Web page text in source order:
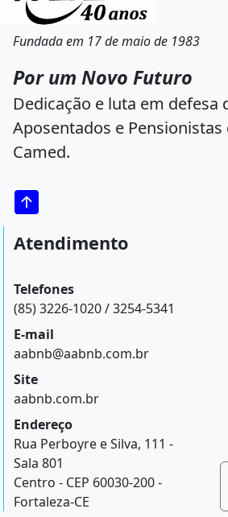
Fundada em 17 de maio de 1983
Por um Novo Futuro
Dedicação e luta em defesa
Aposentados e Pensionistas
Camed.
Atendimento
Telefones
(85) 3226-1020 / 3254-5341
E-mail
aabnb@aabnb.com.br
Site
aabnb.com.br
Endereço
Rua Perboyre e Silva, 111 -
Sala 801
Centro - CEP 60030-200 -
Fortaleza-CE